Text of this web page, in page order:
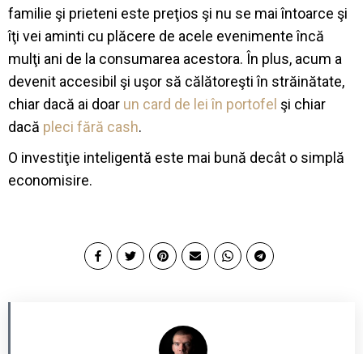
familie şi prieteni este preţios şi nu se mai întoarce şi
îţi vei aminti cu plăcere de acele evenimente încă
mulţi ani de la consumarea acestora. În plus, acum a
devenit accesibil şi uşor să călătoreşti în străinătate,
chiar dacă ai doar un card de lei în portofel şi chiar
dacă pleci fără cash.
O investiţie inteligentă este mai bună decât o simplă
economisire.